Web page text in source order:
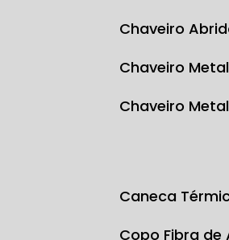
Chaveiro
Chaveiro Metal
Chaveiro
Caneca
Copo Fibra